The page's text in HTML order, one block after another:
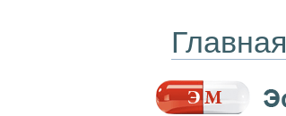
Главная